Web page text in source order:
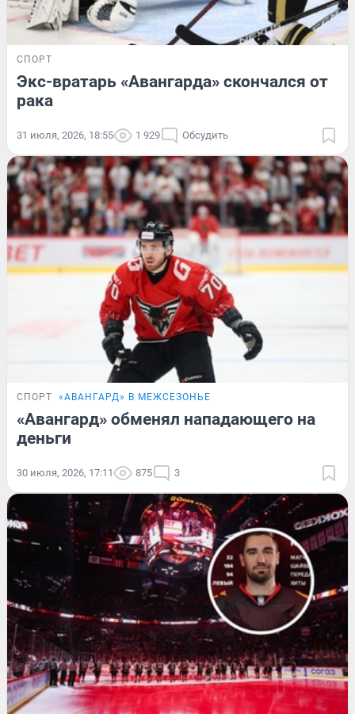
СПОРТ
Экс-вратарь «Авангарда» скончался от
рака
31 июля, 2026, 18:55 1 929 Обсудить
СПОРТ «АВАНГАРД» В МЕЖСЕЗОНЬЕ
«Авангард» обменял нападающего на
деньги
30 июля, 2026, 17:11 875 3